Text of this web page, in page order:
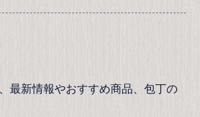
最新情報やおすすめ商品、包丁の